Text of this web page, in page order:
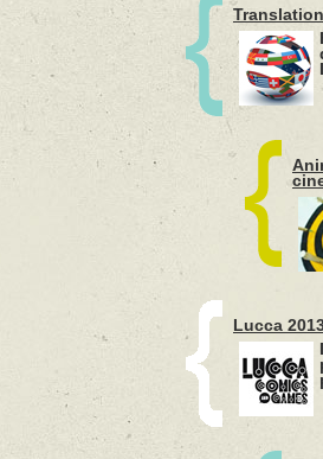
Lucca